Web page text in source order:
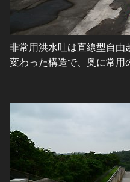
非常用洪水吐は直線型自由
変わった構造で、奥に常用